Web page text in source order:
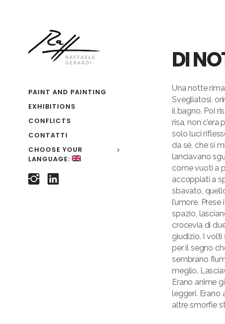
PAINT AND PAINTING
EXHIBITIONS
CONFLICTS
CONTATTI
CHOOSE YOUR
LANGUAGE:
DI
Una notte
Svegliatosi,
il bagno. Poi
risa, non c’era
solo luci
da sè, che si
lanciavano
come vuoti a
accoppiati a
sbavato,
l’umore.
spazio,
crocevia di
giudizio. I
per il segno
sembrano
meglio.
Erano anime
leggeri. Erano
altre smorfie